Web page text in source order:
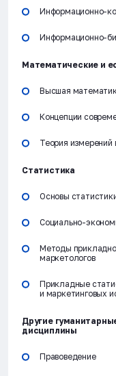
Информационно-
Информационно-
Математические и
Высшая
Концепции
Теория измерений
Статистика
Основы
Социально-
Методы
маркетологов
Прикладные
и маркетинговых
Другие
дисциплины
Правоведение